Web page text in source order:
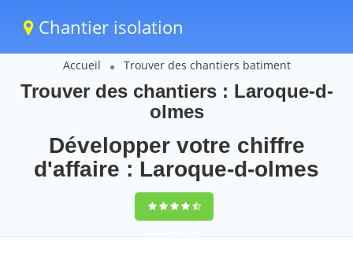
Chantier isolation
Accueil Trouver des chantiers batiment
Trouver des chantiers : Laroque-d-
olmes
Développer votre chiffre
d'affaire : Laroque-d-olmes
9,5(100%)67